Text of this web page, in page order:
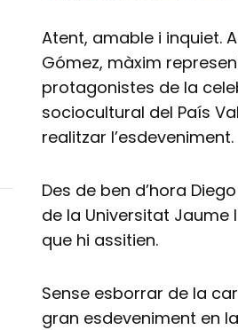
Atent, amable i inquiet.
Gómez, màxim
protagonistes de la
sociocultural del País
realitzar l’esdeveniment.
Des de ben d’hora
de la Universitat Jaume
que hi assitien.
Sense esborrar de la
gran esdeveniment en